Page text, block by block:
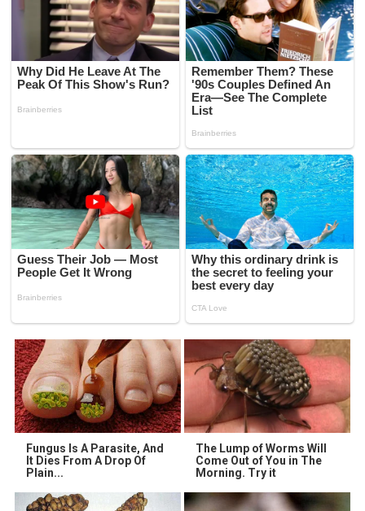
Fungus Is A Parasite, And
It Dies From A Drop Of
Plain...
The Lump of Worms Will
Come Out of You in The
Morning. Try it